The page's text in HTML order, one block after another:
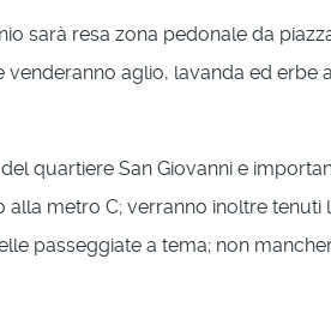
sarà resa zona pedonale da
aglio, lavanda ed erbe
quartiere San Giovanni e
metro C; verranno inoltre tenuti
passeggiate a tema; non